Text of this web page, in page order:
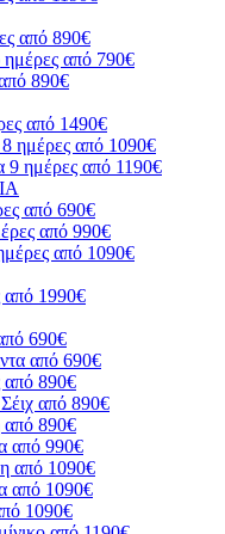
από 890€
από 790€
890€
από 1490€
ημέρες από 1090€
9 ημέρες από 1190€
από 690€
από 990€
από 1090€
από 1990€
690€
από 690€
890€
από 890€
από 890€
από 990€
από 1090€
από 1090€
1090€